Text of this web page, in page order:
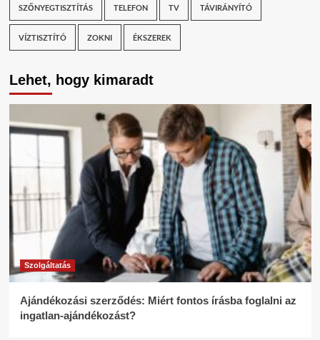
SZŐNYEGTISZTÍTÁS TELEFON TV TÁVIRÁNYÍTÓ
VÍZTISZTÍTÓ ZOKNI ÉKSZEREK
Lehet, hogy kimaradt
Szolgáltatás
Ajándékozási szerződés: Miért fontos írásba foglalni az
ingatlan-ajándékozást?